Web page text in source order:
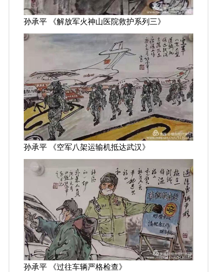
孙承平 《解放军火神山医院救护系列三》
孙承平 《空军八架运输机抵达武汉》
孙承平 《过往车辆严格检查》